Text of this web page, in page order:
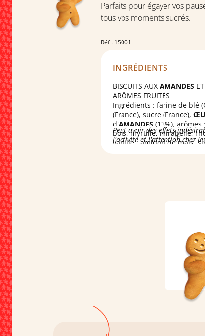
Parfaits pour égayer vos
tous vos moments sucrés.
Réf : 15001
INGRÉDIENTS
BISCUITS AUX AMANDES
ARÔMES FRUITÉS
Ingrédients : farine de blé
(France), sucre (France),
d'AMANDES (13%), arômes
bois, myrtille, mirabelle,
vanille ; amidon de maïs,
Peut avoir des effets
l'activité et l'attention chez